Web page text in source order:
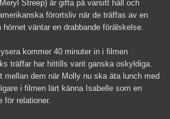
Streep) är gifta på varsitt håll och
förortsliv när de träffas av en
väntar en drabbande förälskelse.
kommer 40 minuter in i filmen
träffar har hittills varit ganska oskyldiga.
mellan dem när Molly nu ska äta lunch med
i filmen lärt känna Isabelle som en
för relationer.